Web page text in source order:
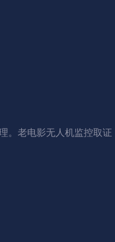
老电影无人机监控取证